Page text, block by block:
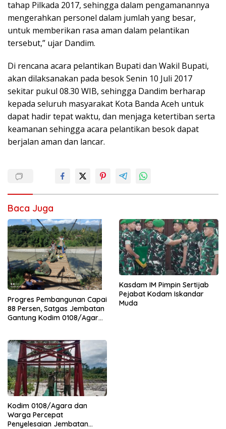
tahap Pilkada 2017, sehingga dalam pengamanannya
mengerahkan personel dalam jumlah yang besar,
untuk memberikan rasa aman dalam pelantikan
tersebut,” ujar Dandim.
Di rencana acara pelantikan Bupati dan Wakil Bupati,
akan dilaksanakan pada besok Senin 10 Juli 2017
sekitar pukul 08.30 WIB, sehingga Dandim berharap
kepada seluruh masyarakat Kota Banda Aceh untuk
dapat hadir tepat waktu, dan menjaga ketertiban serta
keamanan sehingga acara pelantikan besok dapat
berjalan aman dan lancar.
Baca Juga
Progres Pembangunan Capai
88 Persen, Satgas Jembatan
Gantung Kodim 0108/Agara
Kasdam IM Pimpin Sertijab
Pejabat Kodam Iskandar
Muda
Kodim 0108/Agara dan
Warga Percepat
Penyelesaian Jembatan